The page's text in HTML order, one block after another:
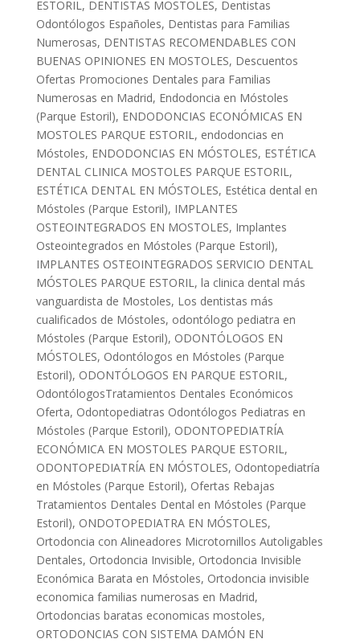
ESTORIL, DENTISTAS MOSTOLES, Dentistas
Odontólogos Españoles, Dentistas para Familias
Numerosas, DENTISTAS RECOMENDABLES CON
BUENAS OPINIONES EN MOSTOLES, Descuentos
Ofertas Promociones Dentales para Familias
Numerosas en Madrid, Endodoncia en Móstoles
(Parque Estoril), ENDODONCIAS ECONÓMICAS EN
MOSTOLES PARQUE ESTORIL, endodoncias en
Móstoles, ENDODONCIAS EN MÓSTOLES, ESTÉTICA
DENTAL CLINICA MOSTOLES PARQUE ESTORIL,
ESTÉTICA DENTAL EN MÓSTOLES, Estética dental en
Móstoles (Parque Estoril), IMPLANTES
OSTEOINTEGRADOS EN MOSTOLES, Implantes
Osteointegrados en Móstoles (Parque Estoril),
IMPLANTES OSTEOINTEGRADOS SERVICIO DENTAL
MÓSTOLES PARQUE ESTORIL, la clinica dental más
vanguardista de Mostoles, Los dentistas más
cualificados de Móstoles, odontólogo pediatra en
Móstoles (Parque Estoril), ODONTÓLOGOS EN
MÓSTOLES, Odontólogos en Móstoles (Parque
Estoril), ODONTÓLOGOS EN PARQUE ESTORIL,
OdontólogosTratamientos Dentales Económicos
Oferta, Odontopediatras Odontólogos Pediatras en
Móstoles (Parque Estoril), ODONTOPEDIATRÍA
ECONÓMICA EN MOSTOLES PARQUE ESTORIL,
ODONTOPEDIATRÍA EN MÓSTOLES, Odontopediatría
en Móstoles (Parque Estoril), Ofertas Rebajas
Tratamientos Dentales Dental en Móstoles (Parque
Estoril), ONDOTOPEDIATRA EN MÓSTOLES,
Ortodoncia con Alineadores Microtornillos Autoligables
Dentales, Ortodoncia Invisible, Ortodoncia Invisible
Económica Barata en Móstoles, Ortodoncia invisible
economica familias numerosas en Madrid,
Ortodoncias baratas economicas mostoles,
ORTODONCIAS CON SISTEMA DAMÓN EN